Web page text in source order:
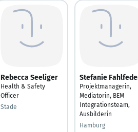
Rebecca Seeliger
Health & Safety
Officer
Stade
Stefanie
Projektmanagerin,
Mediatorin, BEM
Integrationsteam,
Ausbilderin
Hamburg